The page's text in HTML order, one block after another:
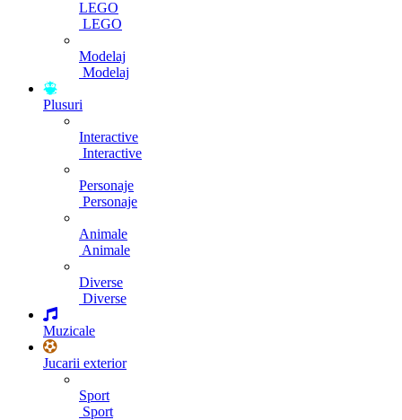
LEGO
LEGO
Modelaj
Modelaj
Plusuri
Interactive
Interactive
Personaje
Personaje
Animale
Animale
Diverse
Diverse
Muzicale
Jucarii exterior
Sport
Sport